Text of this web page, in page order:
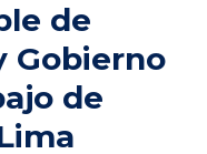
de
Gobierno
de